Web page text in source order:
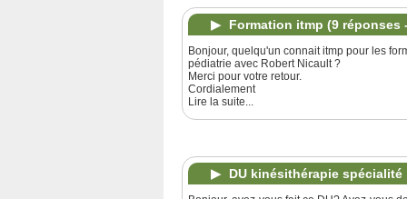
Formation itmp (9 réponses
Bonjour, quelqu'un connait itmp pour les
pédiatrie avec Robert Nicault ?
Merci pour votre retour.
Cordialement
Lire la suite...
DU kinésithérapie